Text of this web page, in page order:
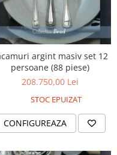
argint masiv set 12
persoane (88 piese)
208.750,00 Lei
STOC EPUIZAT
CONFIGUREAZA